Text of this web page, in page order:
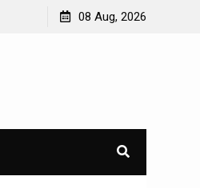
Bisa Membantu Anda Bisa
08 Aug, 2026